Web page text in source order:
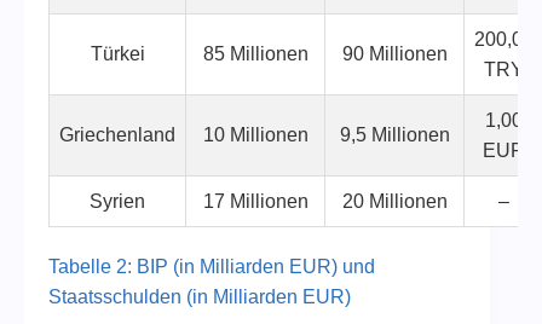
Türkei 85 Millionen 90 Millionen
200,00
TRY
Griechenland 10 Millionen 9,5 Millionen
1,00
EUR
Syrien 17 Millionen 20 Millionen –
Tabelle 2: BIP (in Milliarden EUR) und
Staatsschulden (in Milliarden EUR)